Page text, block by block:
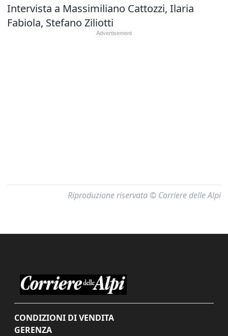
Intervista a Massimiliano Cattozzi, Ilaria
Fabiola, Stefano Ziliotti
Riproduzione riservata © Corriere delle Alpi
CONDIZIONI DI VENDITA
GERENZA